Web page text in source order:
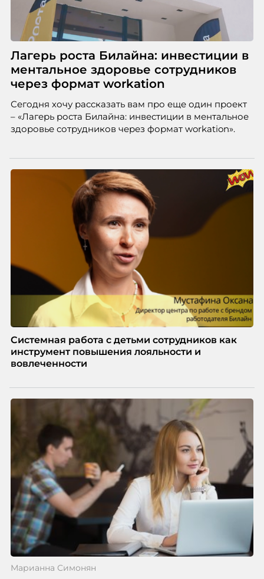
Лагерь роста Билайна: инвестиции в
ментальное здоровье сотрудников
через формат workation
Сегодня хочу рассказать вам про еще один проект
– «Лагерь роста Билайна: инвестиции в ментальное
здоровье сотрудников через формат workation».
Системная работа с детьми сотрудников как
инструмент повышения лояльности и
вовлеченности
Марианна Симонян